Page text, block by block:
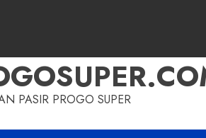
PASIR PROGO SUPER